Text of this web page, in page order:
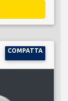
COMPATTA